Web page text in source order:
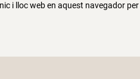
i lloc web en aquest navegador per